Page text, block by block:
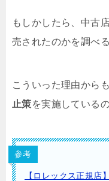
もしかしたら、中古
売されたのかを調べ
こういった理由から
止策を実施している
参考
【ロレックス正規店